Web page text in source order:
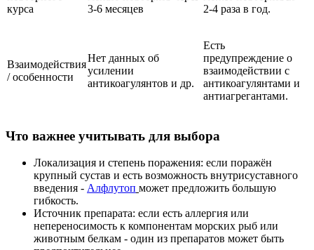
курса
3‑6 месяцев
2‑4 раза в год.
Взаимодействия
/ особенности
Нет данных об
усилении
антикоагулянтов и др.
Есть
предупреждение о
взаимодействии с
антикоагулянтами и
антиагрегантами.
Что важнее учитывать для выбора
Локализация и степень поражения: если поражён
крупный сустав и есть возможность внутрисуставного
введения - Алфлутоп может предложить большую
гибкость.
Источник препарата: если есть аллергия или
непереносимость к компонентам морских рыб или
животным белкам - один из препаратов может быть